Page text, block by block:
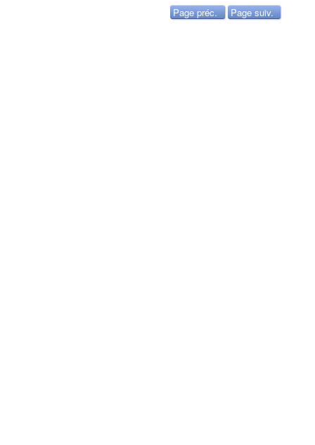
Page préc. Page suiv.